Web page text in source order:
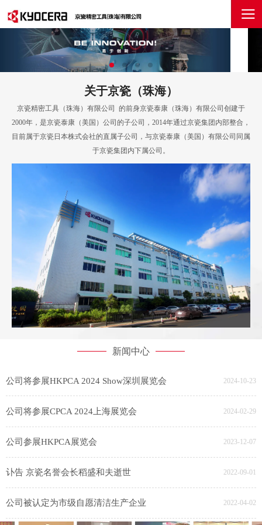
关于京瓷（珠海）
京瓷精密工具（珠海）有限公司 的前身京瓷泰康（珠海）有限公司创建于
2000年，是京瓷泰康（美国）公司的子公司，2014年通过京瓷集团内部整合，
目前属于京瓷日本株式会社的直属子公司，与京瓷泰康（美国）有限公司同属
于京瓷集团内下属公司。
新闻中心
公司将参展HKPCA 2024 Show深圳展览会 2024-10-23
公司将参展CPCA 2024上海展览会 2024-02-29
公司参展HKPCA展览会 2023-12-07
讣告 京瓷名誉会长稻盛和夫逝世 2022-09-01
公司被认定为市级自愿清洁生产企业 2022-04-02